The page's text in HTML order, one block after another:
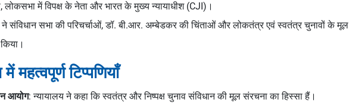
लोकसभा में विपक्ष के नेता और भारत के मुख्य न्यायाधीश (CJI)।
ने संविधान सभा की परिचर्चाओं, डॉ. बी.आर. अम्बेडकर की चिंताओं और लोकतंत्र एवं स्वतंत्र चुनावों के मूल
महत्वपूर्ण टिप्पणियाँ
आयोग: न्यायालय ने कहा कि स्वतंत्र और निष्पक्ष चुनाव संविधान की मूल संरचना का हिस्सा हैं।